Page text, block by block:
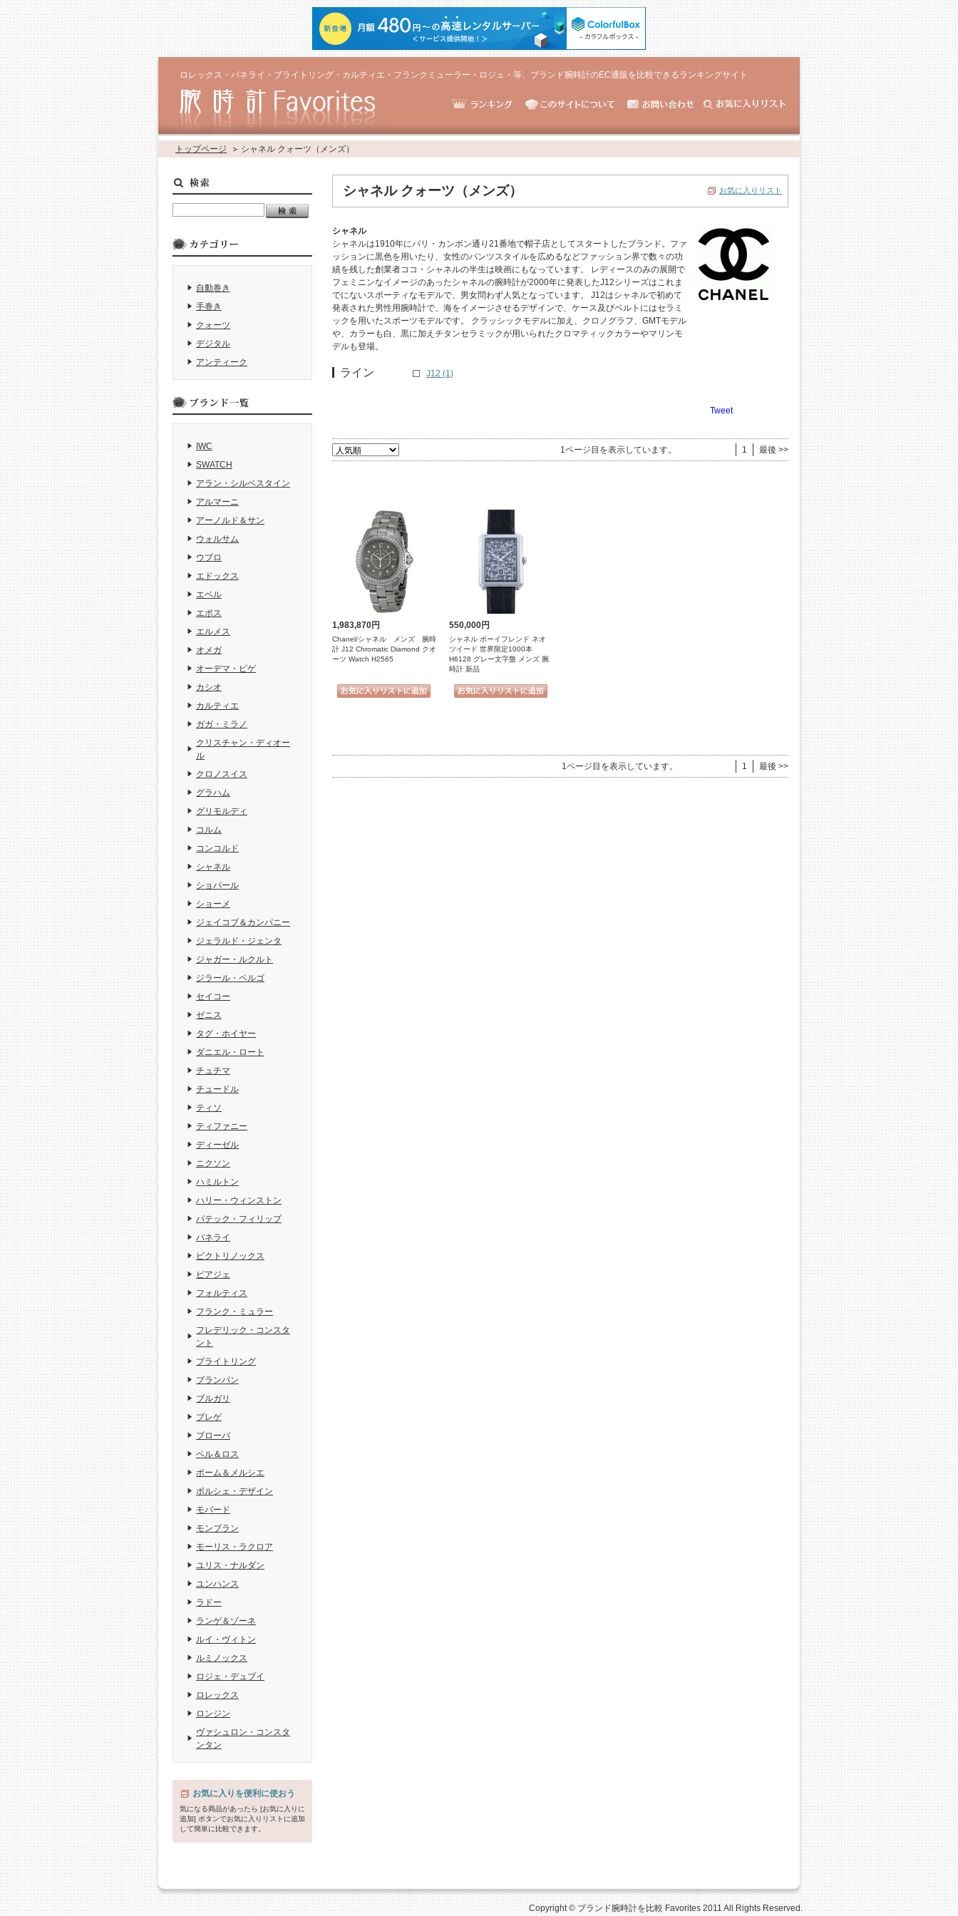
ロレックス・パネライ・ブライトリング・カルティエ・フランクミューラー・ロジェ・等、ブランド腕時計のEC通販を比較できるランキングサイト
トップページ シャネル クォーツ（メンズ）
シャネル クォーツ（メンズ） お気に入りリスト
シャネル
シャネルは1910年にパリ・カンボン通り21番地で帽子店としてスタートしたブランド。ファ
ッションに黒色を用いたり、女性のパンツスタイルを広めるなどファッション界で数々の功
績を残した創業者ココ・シャネルの半生は映画にもなっています。 レディースのみの展開で
フェミニンなイメージのあったシャネルの腕時計が2000年に発表したJ12シリーズはこれま
でにないスポーティなモデルで、男女問わず人気となっています。 J12はシャネルで初めて
発表された男性用腕時計で、海をイメージさせるデザインで、ケース及びベルトにはセラミ
ックを用いたスポーツモデルです。 クラッシックモデルに加え、クロノグラフ、GMTモデル
や、カラーも白、黒に加えチタンセラミックが用いられたクロマティックカラーやマリンモ
デルも登場。
ライン J12 (1)
Tweet
1ページ目を表示しています。 1 最後 >>
1,983,870円 550,000円
Chanel/シャネル メンズ 腕時
計 J12 Chromatic Diamond クオ
ーツ Watch H2565
シャネル ボーイフレンド ネオ
ツイード 世界限定1000本
H6128 グレー文字盤 メンズ 腕
時計 新品
1ページ目を表示しています。 1 最後 >>
自動巻き
手巻き
クォーツ
デジタル
アンティーク
IWC
SWATCH
アラン・シルベスタイン
アルマーニ
アーノルド＆サン
ウォルサム
ウブロ
エドックス
エベル
エポス
エルメス
オメガ
オーデマ・ピゲ
カシオ
カルティエ
ガガ・ミラノ
クリスチャン・ディオー
ル
クロノスイス
グラハム
グリモルディ
コルム
コンコルド
シャネル
ショパール
ショーメ
ジェイコブ＆カンパニー
ジェラルド・ジェンタ
ジャガー・ルクルト
ジラール・ペルゴ
セイコー
ゼニス
タグ・ホイヤー
ダニエル・ロート
チュチマ
チュードル
ティソ
ティファニー
ディーゼル
ニクソン
ハミルトン
ハリー・ウィンストン
パテック・フィリップ
パネライ
ビクトリノックス
ピアジェ
フォルティス
フランク・ミュラー
フレデリック・コンスタ
ント
ブライトリング
ブランパン
ブルガリ
ブレゲ
ブローバ
ベル＆ロス
ボーム＆メルシエ
ポルシェ・デザイン
モバード
モンブラン
モーリス・ラクロア
ユリス・ナルダン
ユンハンス
ラドー
ランゲ＆ゾーネ
ルイ・ヴィトン
ルミノックス
ロジェ・デュブイ
ロレックス
ロンジン
ヴァシュロン・コンスタ
ンタン
お気に入りを便利に使おう
気になる商品があったら [お気に入りに
追加] ボタンでお気に入りリストに追加
して簡単に比較できます。
Copyright © ブランド腕時計を比較 Favorites 2011 All Rights Reserved.